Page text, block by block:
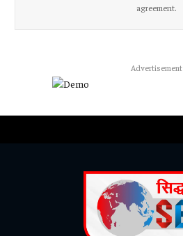
agreement.
Advertisement